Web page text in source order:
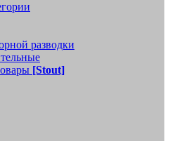
разводки
[Stout]